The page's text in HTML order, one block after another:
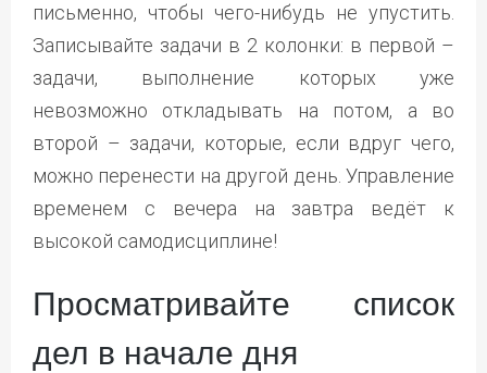
письменно, чтобы чего-нибудь не упустить.
Записывайте задачи в 2 колонки: в первой –
задачи, выполнение которых уже
невозможно откладывать на потом, а во
второй – задачи, которые, если вдруг чего,
можно перенести на другой день. Управление
временем с вечера на завтра ведёт к
высокой самодисциплине!
Просматривайте список
дел в начале дня